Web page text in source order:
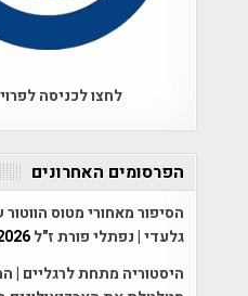
לחצו לכניסה
הפרסומים האחרונים
הסיפור מאחורי מטוס
גלעדי | נפתלי פורת ז"ל
היסטוריה מתחת לרגליים |